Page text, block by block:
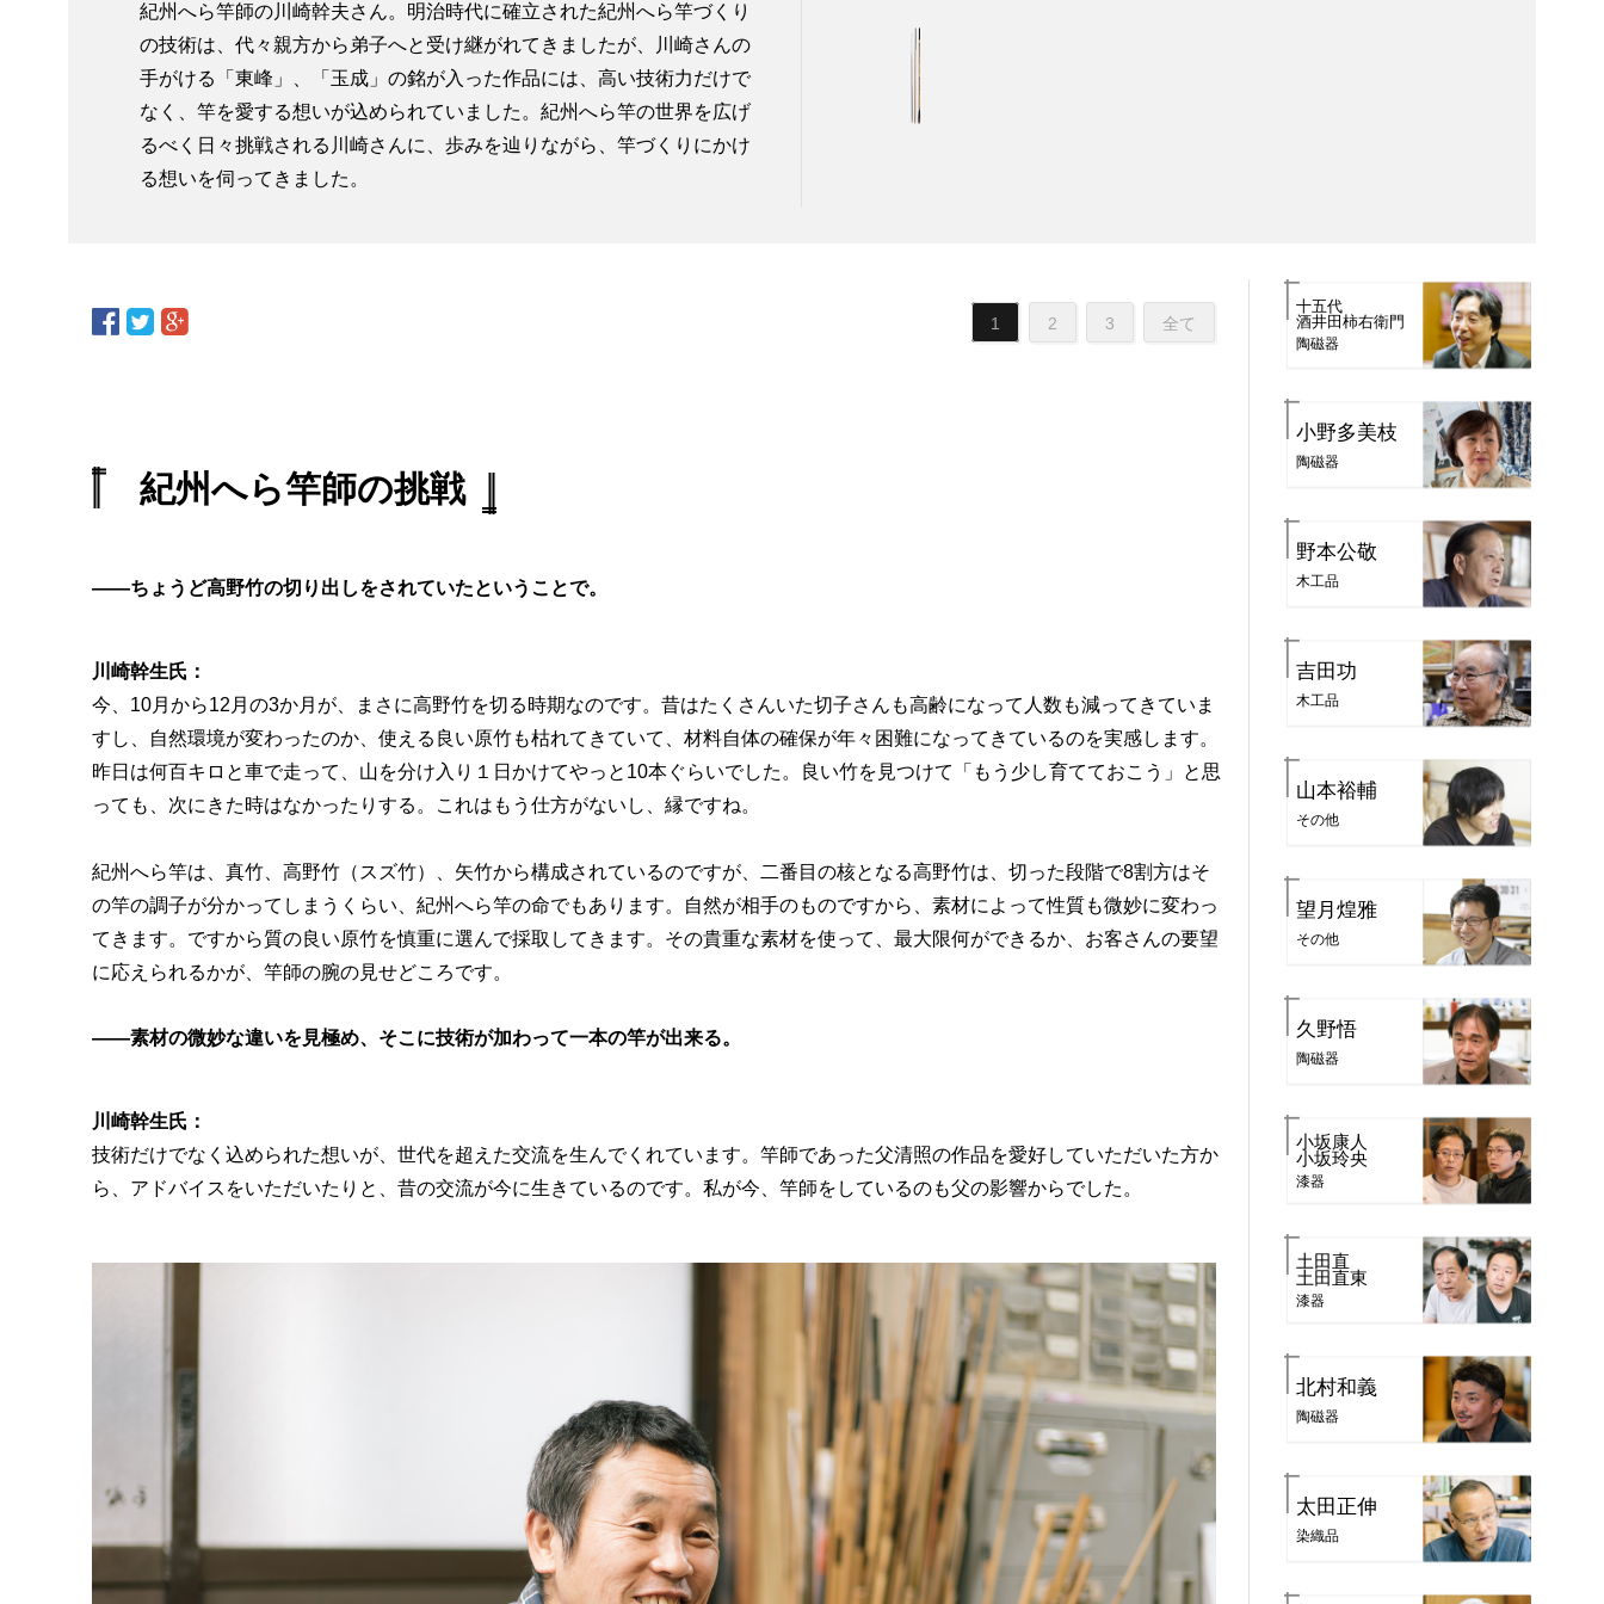
紀州へら竿師の川崎幹夫さん。明治時代に確立された紀州へら竿づくり
の技術は、代々親方から弟子へと受け継がれてきましたが、川崎さんの
手がける「東峰」、「玉成」の銘が入った作品には、高い技術力だけで
なく、竿を愛する想いが込められていました。紀州へら竿の世界を広げ
るべく日々挑戦される川崎さんに、歩みを辿りながら、竿づくりにかけ
る想いを伺ってきました。
1 2 3 全て
紀州へら竿師の挑戦
――ちょうど高野竹の切り出しをされていたということで。
川崎幹生氏：
今、10月から12月の3か月が、まさに高野竹を切る時期なのです。昔はたくさんいた切子さんも高齢になって人数も減ってきていま
すし、自然環境が変わったのか、使える良い原竹も枯れてきていて、材料自体の確保が年々困難になってきているのを実感します。
昨日は何百キロと車で走って、山を分け入り１日かけてやっと10本ぐらいでした。良い竹を見つけて「もう少し育てておこう」と思
っても、次にきた時はなかったりする。これはもう仕方がないし、縁ですね。
紀州へら竿は、真竹、高野竹（スズ竹）、矢竹から構成されているのですが、二番目の核となる高野竹は、切った段階で8割方はそ
の竿の調子が分かってしまうくらい、紀州へら竿の命でもあります。自然が相手のものですから、素材によって性質も微妙に変わっ
てきます。ですから質の良い原竹を慎重に選んで採取してきます。その貴重な素材を使って、最大限何ができるか、お客さんの要望
に応えられるかが、竿師の腕の見せどころです。
――素材の微妙な違いを見極め、そこに技術が加わって一本の竿が出来る。
川崎幹生氏：
技術だけでなく込められた想いが、世代を超えた交流を生んでくれています。竿師であった父清照の作品を愛好していただいた方か
ら、アドバイスをいただいたりと、昔の交流が今に生きているのです。私が今、竿師をしているのも父の影響からでした。
十五代
酒井田柿右衛門
陶磁器
小野多美枝
陶磁器
野本公敬
木工品
吉田功
木工品
山本裕輔
その他
望月煌雅
その他
久野悟
陶磁器
小坂康人
小坂玲央
漆器
土田直
土田直東
漆器
北村和義
陶磁器
太田正伸
染織品